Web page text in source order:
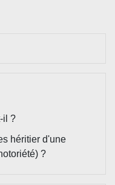
il ?
héritier d'une
?